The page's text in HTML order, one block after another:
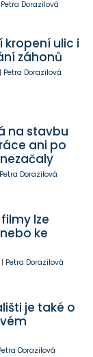
Petra Dorazilová
kropení ulic i
záhonů
| Petra Dorazilová
na stavbu
ani po
Petra Dorazilová
lze
ke
| Petra Dorazilová
je také o
Dorazilová